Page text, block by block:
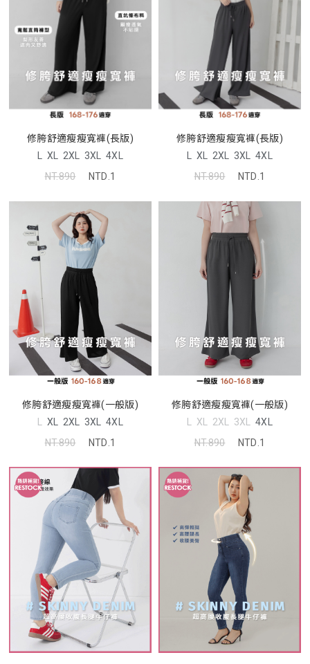
修胯舒適瘦瘦寬褲(長版)
L XL 2XL 3XL 4XL
NT.890
NTD.1
修胯舒適瘦瘦寬褲(長版)
L XL 2XL 3XL 4XL
NT.890
NTD.1
修胯舒適瘦瘦寬褲(一般版)
L XL 2XL 3XL 4XL
NT.890
NTD.1
修胯舒適瘦瘦寬褲(一般版)
L XL 2XL 3XL 4XL
NT.890
NTD.1